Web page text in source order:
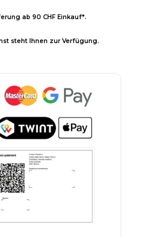
ab 90 CHF Einkauf*.
steht Ihnen zur Verfügung.